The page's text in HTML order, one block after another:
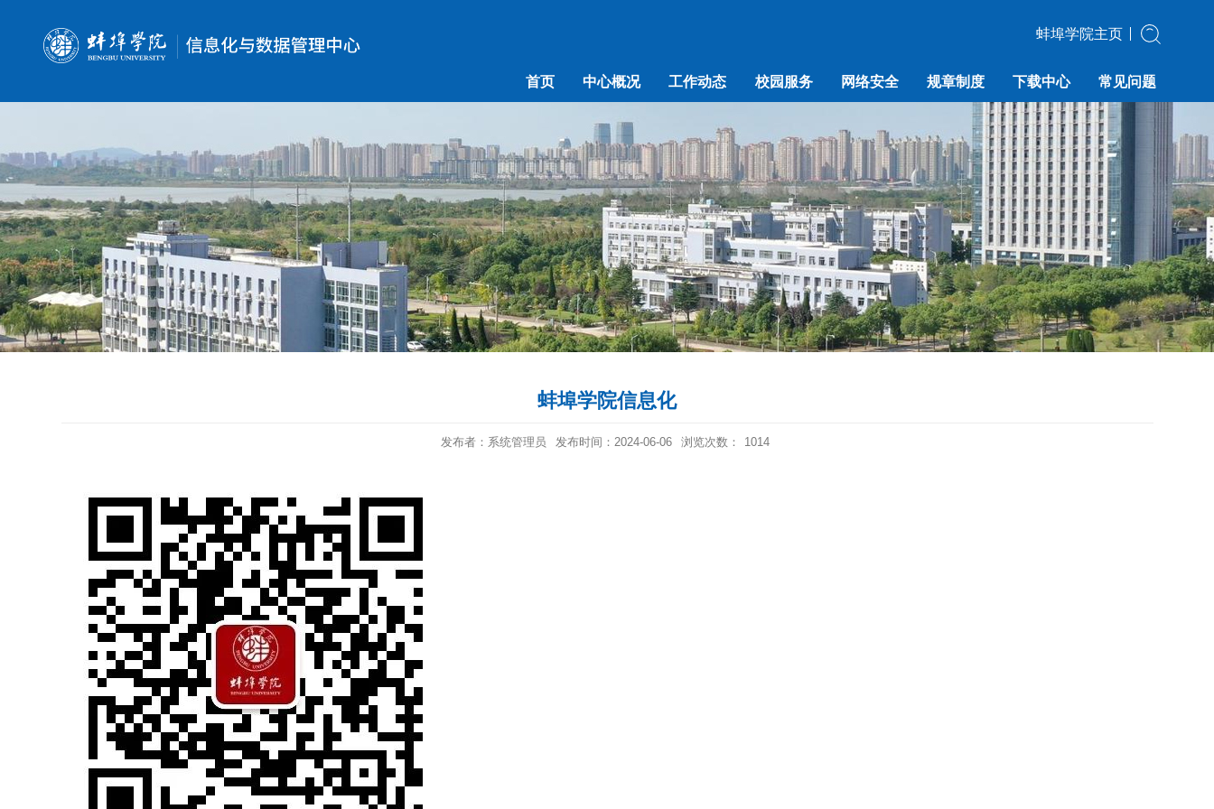
蚌埠学院主页
首页 中心概况 工作动态 校园服务 网络安全 规章制度 下载中心 常见问题
蚌埠学院信息化
发布者：系统管理员 发布时间：2024-06-06 浏览次数： 1014